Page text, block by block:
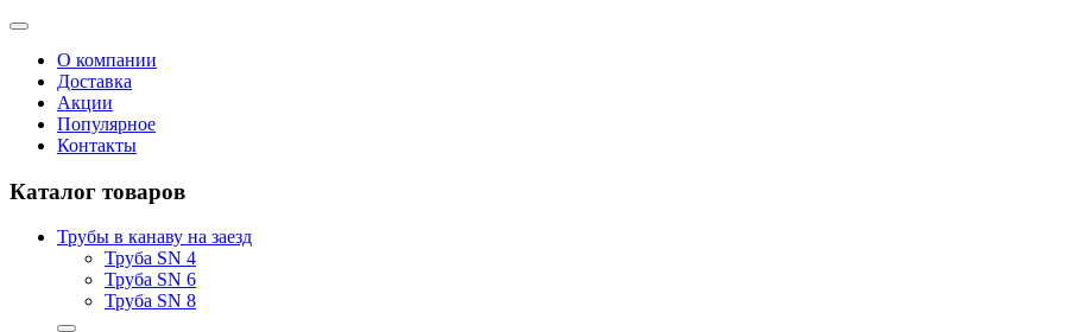
О компании
Доставка
Акции
Популярное
Контакты
Каталог товаров
Трубы в канаву на заезд
Труба SN 4
Труба SN 6
Труба SN 8